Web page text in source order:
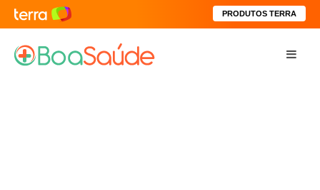
PRODUTOS TERRA